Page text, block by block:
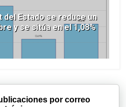
del Estado se reduce un
y se sitúa en el 1,08%
por correo